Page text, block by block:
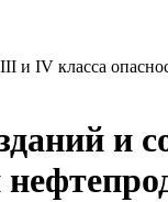
и IV класса
и